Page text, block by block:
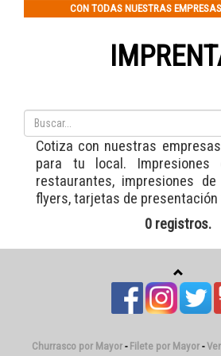
CON TODAS NUESTRAS
Cotiza con nuestras
para tu local. Impresiones
restaurantes, impresiones
flyers, tarjetas de presentación
0 registros.
Churrasco por Mayor- Filete por Mayor-